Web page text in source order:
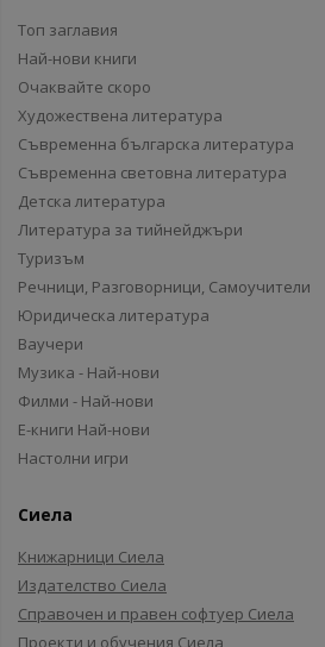
Топ заглавия
Най-нови книги
Очаквайте скоро
Художествена литература
Съвременна българска литература
Съвременна световна литература
Детска литература
Литература за тийнейджъри
Туризъм
Речници, Разговорници, Самоучители
Юридическа литература
Ваучери
Музика - Най-нови
Филми - Най-нови
Е-книги Най-нови
Настолни игри
Сиела
Книжарници Сиела
Издателство Сиела
Справочен и правен софтуер Сиела
Проекти и обучения Сиела